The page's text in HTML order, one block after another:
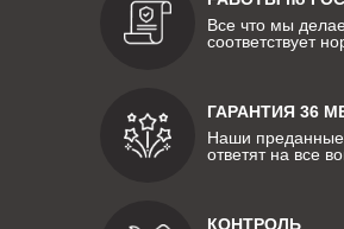
Все что мы
соответствует
КОНТРОЛЬ
ГАРАНТИЯ 36
Наши
ответят на все